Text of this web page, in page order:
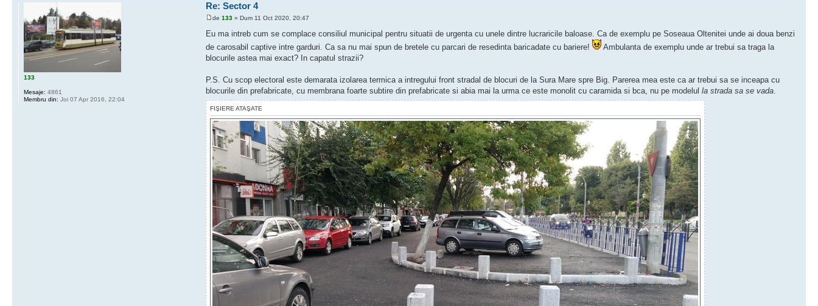
Re: Sector 4
de133 » Dum 11 Oct 2020, 20:47
Eu ma intreb cum se complace consiliul municipal pentru situatii de urgenta cu unele dintre lucraricile baloase. Ca de exemplu pe Soseaua Oltenitei unde ai doua benzi
de carosabil captive intre garduri. Ca sa nu mai spun de bretele cu parcari de resedinta baricadate cu bariere!
Ambulanta de exemplu unde ar trebui sa traga la
blocurile astea mai exact? In capatul strazii?
P.S. Cu scop electoral este demarata izolarea termica a intregului front stradal de blocuri de la Sura Mare spre Big. Parerea mea este ca ar trebui sa se inceapa cu
blocurile din prefabricate, cu membrana foarte subtire din prefabricate si abia mai la urma ce este monolit cu caramida si bca, nu pe modelulla strada sa se vada
FIŞIERE ATAŞATE
133
Mesaje: 4861
Membru din: Joi 07 Apr 2016, 22:04